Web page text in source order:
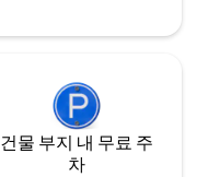
건물 부지 내 무료 주
차